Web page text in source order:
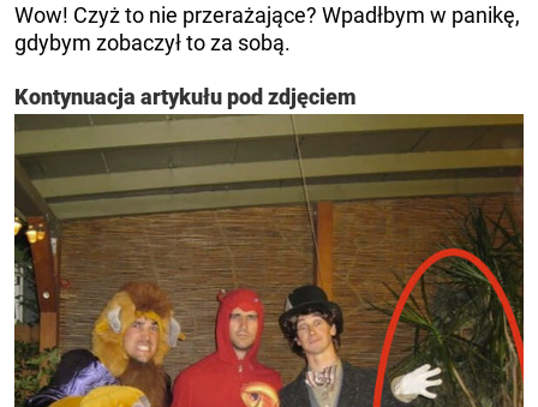
Wow! Czyż to nie przerażające? Wpadłbym w panikę,
gdybym zobaczył to za sobą.
Kontynuacja artykułu pod zdjęciem